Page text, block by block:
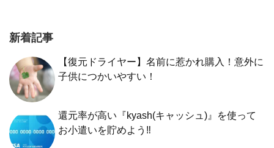
新着記事
【復元ドライヤー】名前に惹かれ購入！意外に
子供につかいやすい！
還元率が高い『kyash(キャッシュ)』を使って
お小遣いを貯めよう‼︎